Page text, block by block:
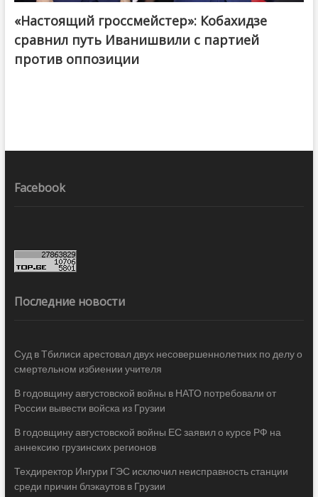
@ქართული ოცნება / Georgian Dream
«Настоящий гроссмейстер»: Кобахидзе
сравнил путь Иванишвили с партией
против оппозиции
Facebook
Последние новости
Суд в Тбилиси арестовал двух несовершеннолетних по делу о
смертельном избиении учителя
В годовщину августовской войны в НАТО потребовали от
России вывести войска из Грузии
В годовщину августовской войны ЕС заявил о курсе РФ на
аннексию грузинских регионов
Техдиректор Ингури ГЭС исключил неисправность станции
среди причин блэкаутов в Грузии